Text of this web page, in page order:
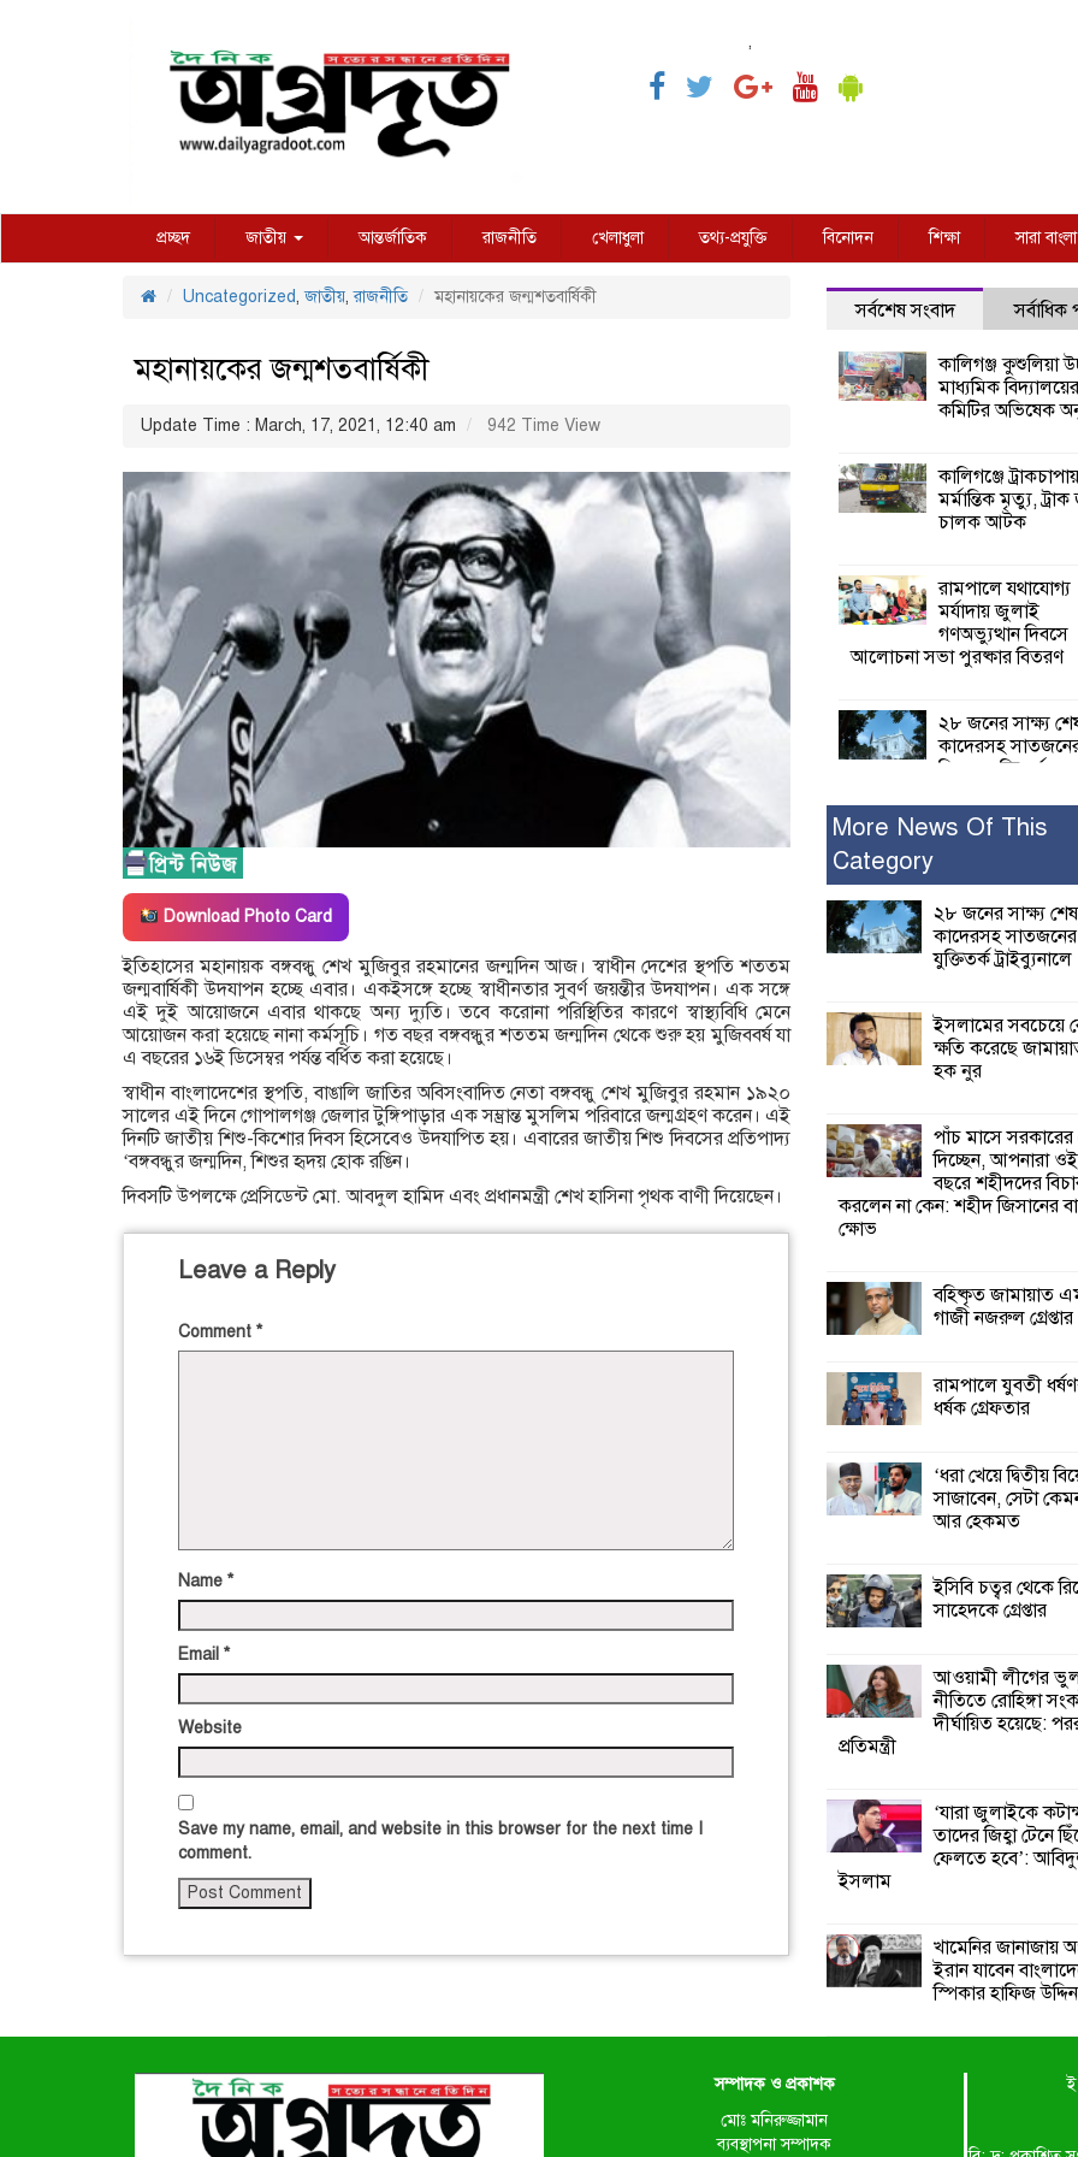
,
প্রচ্ছদ জাতীয় আন্তর্জাতিক রাজনীতি খেলাধুলা তথ্য-প্রযুক্তি বিনোদন শিক্ষা সারা বাংলা
Uncategorized,জাতীয়,রাজনীতি মহানায়কের জন্মশতবার্ষিকী
মহানায়কের জন্মশতবার্ষিকী
Update Time : March, 17, 2021, 12:40 am 942 Time View
Download Photo Card
ইতিহাসের মহানায়ক বঙ্গবন্ধু শেখ মুজিবুর রহমানের জন্মদিন আজ। স্বাধীন দেশের স্থপতি শততম
জন্মবার্ষিকী উদযাপন হচ্ছে এবার। একইসঙ্গে হচ্ছে স্বাধীনতার সুবর্ণ জয়ন্তীর উদযাপন। এক সঙ্গে
এই দুই আয়োজনে এবার থাকছে অন্য দ্যুতি। তবে করোনা পরিস্থিতির কারণে স্বাস্থ্যবিধি মেনে
আয়োজন করা হয়েছে নানা কর্মসূচি। গত বছর বঙ্গবন্ধুর শততম জন্মদিন থেকে শুরু হয় মুজিববর্ষ যা
এ বছরের ১৬ই ডিসেম্বর পর্যন্ত বর্ধিত করা হয়েছে।
স্বাধীন বাংলাদেশের স্থপতি, বাঙালি জাতির অবিসংবাদিত নেতা বঙ্গবন্ধু শেখ মুজিবুর রহমান ১৯২০
সালের এই দিনে গোপালগঞ্জ জেলার টুঙ্গিপাড়ার এক সম্ভ্রান্ত মুসলিম পরিবারে জন্মগ্রহণ করেন। এই
দিনটি জাতীয় শিশু-কিশোর দিবস হিসেবেও উদযাপিত হয়। এবারের জাতীয় শিশু দিবসের প্রতিপাদ্য
‘বঙ্গবন্ধুর জন্মদিন, শিশুর হৃদয় হোক রঙিন।
দিবসটি উপলক্ষে প্রেসিডেন্ট মো. আবদুল হামিদ এবং প্রধানমন্ত্রী শেখ হাসিনা পৃথক বাণী দিয়েছেন।
Leave a Reply
Comment *
Name *
Email *
Website
Save my name, email, and website in this browser for the next time I
comment.
সর্বশেষ সংবাদ সর্বাধিক
কালিগঞ্জ কুশুলিয়া
মাধ্যমিক বিদ্যালয়ের
কমিটির অভিষেক
কালিগঞ্জে
মর্মান্তিক মৃত্যু,
চালক আটক
রামপালে যথাযোগ্য
মর্যাদায় জুলাই
গণঅভ্যুত্থান দিবসে
আলোচনা সভা পুরষ্কার বিতরণ
২৮ জনের সাক্ষ্য
কাদেরসহ
বিরুদ্ধে যুক্তিতর্ক
ক্ষতি করেছে
নুরুল হক নুর
পাঁচ মাসে সরকারের
বছরে শহীদদের
করলেন না কেন: শহীদ জিসানের
ক্ষোভ
কালিগঞ্জে নিখোঁজ
মরদেহ অবশেষে
ইছামতী নদীতে
কর্মী সম্মেলন
সহনশীল জনগোষ্ঠী
প্রকল্পের
শিখন ও অভিজ্ঞতা বিনিময় সভা
শ্যামনগরে
সিএমসির সাথে
মতবিনিময় সভা
More News Of This
Category
২৮ জনের সাক্ষ্য
কাদেরসহ সাতজনের
যুক্তিতর্ক ট্রাইব্যুনালে
ইসলামের সবচেয়ে
ক্ষতি করেছে
হক নুর
পাঁচ মাসে
দিচ্ছেন, আপনারা
বছরে শহীদদের
করলেন না কেন: শহীদ জিসানের
ক্ষোভ
বহিষ্কৃত জামায়াত
গাজী নজরুল গ্রেপ্তার
রামপালে যুবতী
ধর্ষক গ্রেফতার
‘ধরা খেয়ে দ্বিতীয়
সাজাবেন, সেটা
আর হেকমত
ইসিবি চত্বর থেকে
সাহেদকে গ্রেপ্তার
আওয়ামী লীগের
নীতিতে রোহিঙ্গা
দীর্ঘায়িত হয়েছে:
প্রতিমন্ত্রী
‘যারা জুলাইকে
তাদের জিহ্বা টেনে
ফেলতে হবে’:
ইসলাম
খামেনির জানাজায়
ইরান যাবেন
স্পিকার হাফিজ উদ্দিন
সম্পাদক ও প্রকাশক
মোঃ মনিরুজ্জামান
ব্যবস্থাপনা সম্পাদক